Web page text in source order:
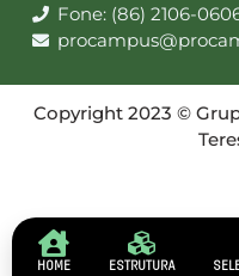
Fone: (86) 2106-
Copyright 2023 ©
HOME ESTRUTURA